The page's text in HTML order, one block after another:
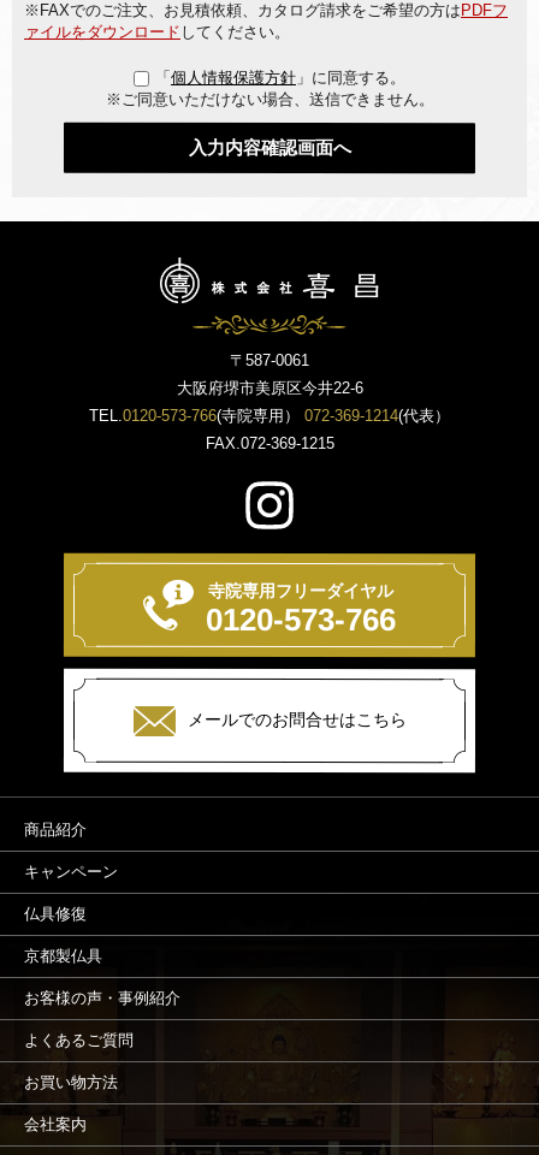
※FAXでのご注文、お見積依頼、カタログ請求をご希望の方は PDFフ
ァイルをダウンロード してください。
「 個人情報保護方針 」に同意する。
※ご同意いただけない場合、送信できません。
入力内容確認画面へ
〒587-0061
大阪府堺市美原区今井22-6
TEL.0120-573-766(寺院専用） 072-369-1214(代表）
FAX.072-369-1215
寺院専用フリーダイヤル
0120-573-766
メールでのお問合せはこちら
商品紹介
キャンペーン
仏具修復
京都製仏具
お客様の声・事例紹介
よくあるご質問
お買い物方法
会社案内